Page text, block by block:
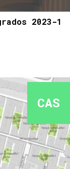
2023-1
CAS